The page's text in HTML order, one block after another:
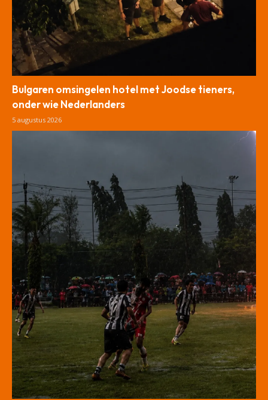
Bulgaren omsingelen hotel met Joodse tieners,
onder wie Nederlanders
5 augustus 2026